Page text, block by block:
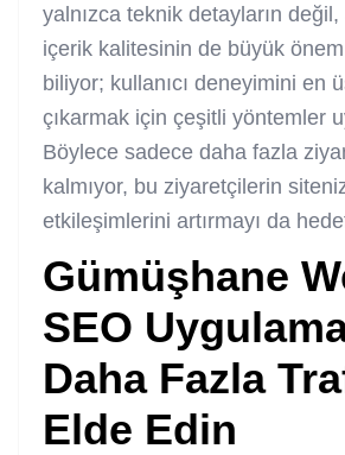
yalnızca teknik detayların
içerik kalitesinin de büyük önem
biliyor; kullanıcı deneyimini en
çıkarmak için çeşitli yöntemler
Böylece sadece daha fazla
kalmıyor, bu ziyaretçilerin
etkileşimlerini artırmayı da
Gümüşhane
SEO
Daha Fazla
Elde Edin